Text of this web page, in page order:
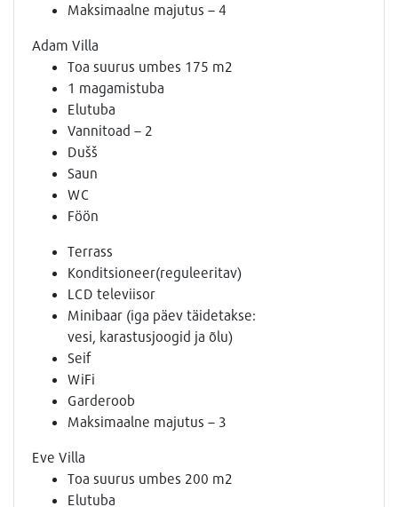
Maksimaalne majutus – 4
Adam Villa
Toa suurus umbes 175 m2
1 magamistuba
Elutuba
Vannitoad – 2
Dušš
Saun
WC
Föön
Terrass
Konditsioneer(reguleeritav)
LCD televiisor
Minibaar (iga päev täidetakse:
vesi, karastusjoogid ja õlu)
Seif
WiFi
Garderoob
Maksimaalne majutus – 3
Eve Villa
Toa suurus umbes 200 m2
Elutuba